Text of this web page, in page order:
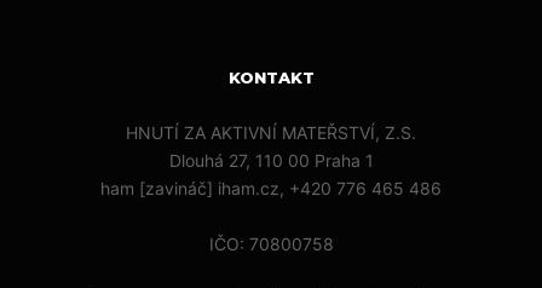
KONTAKT
HNUTÍ ZA AKTIVNÍ MATEŘSTVÍ, Z.S.
Dlouhá 27, 110 00 Praha 1
ham [zavináč] iham.cz, +420 776 465 486
IČO: 70800758